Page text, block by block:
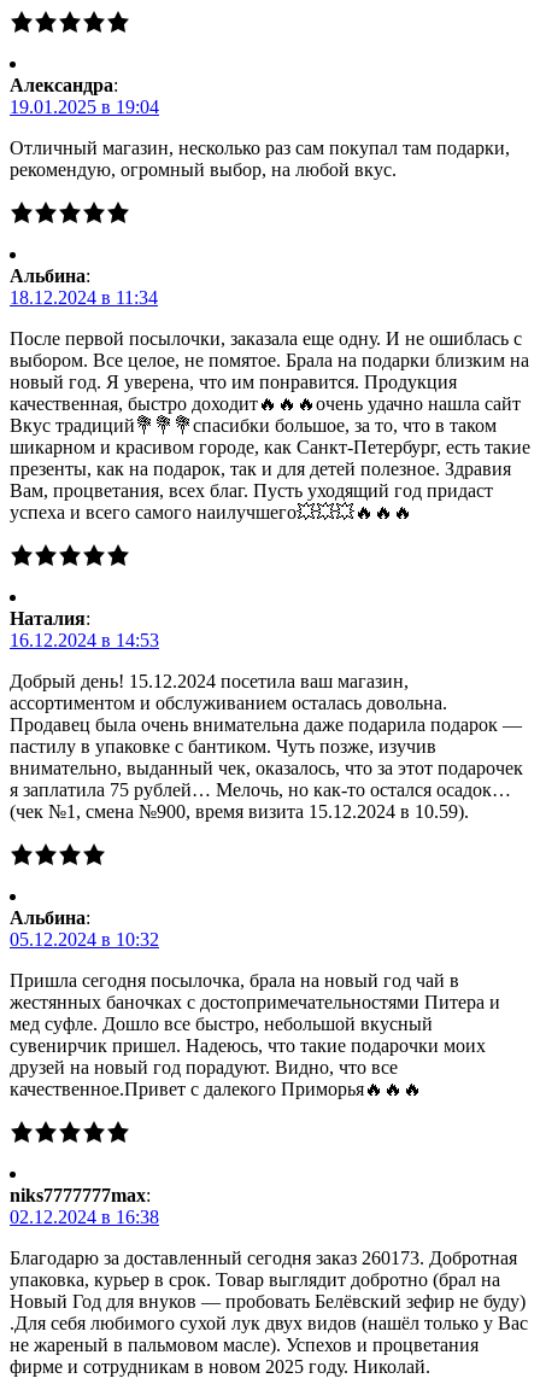
Александра:
19.01.2025 в 19:04
Отличный магазин, несколько раз сам покупал там подарки,
рекомендую, огромный выбор, на любой вкус.
Альбина:
18.12.2024 в 11:34
После первой посылочки, заказала еще одну. И не ошиблась с
выбором. Все целое, не помятое. Брала на подарки близким на
новый год. Я уверена, что им понравится. Продукция
качественная, быстро доходит🔥🔥🔥очень удачно нашла сайт
Вкус традиций💐💐💐спасибки большое, за то, что в таком
шикарном и красивом городе, как Санкт-Петербург, есть такие
презенты, как на подарок, так и для детей полезное. Здравия
Вам, процветания, всех благ. Пусть уходящий год придаст
успеха и всего самого наилучшего💥💥💥🔥🔥🔥
Наталия:
16.12.2024 в 14:53
Добрый день! 15.12.2024 посетила ваш магазин,
ассортиментом и обслуживанием осталась довольна.
Продавец была очень внимательна даже подарила подарок —
пастилу в упаковке с бантиком. Чуть позже, изучив
внимательно, выданный чек, оказалось, что за этот подарочек
я заплатила 75 рублей… Мелочь, но как-то остался осадок…
(чек №1, смена №900, время визита 15.12.2024 в 10.59).
Альбина:
05.12.2024 в 10:32
Пришла сегодня посылочка, брала на новый год чай в
жестянных баночках с достопримечательностями Питера и
мед суфле. Дошло все быстро, небольшой вкусный
сувенирчик пришел. Надеюсь, что такие подарочки моих
друзей на новый год порадуют. Видно, что все
качественное.Привет с далекого Приморья🔥🔥🔥
niks7777777max:
02.12.2024 в 16:38
Благодарю за доставленный сегодня заказ 260173. Добротная
упаковка, курьер в срок. Товар выглядит добротно (брал на
Новый Год для внуков — пробовать Белёвский зефир не буду)
.Для себя любимого сухой лук двух видов (нашёл только у Вас
не жареный в пальмовом масле). Успехов и процветания
фирме и сотрудникам в новом 2025 году. Николай.